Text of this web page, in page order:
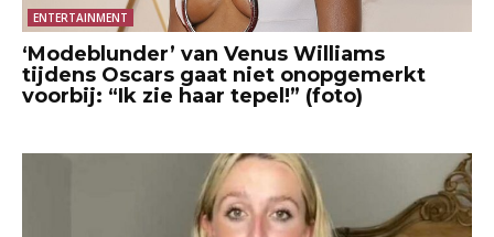
ENTERTAINMENT
‘Modeblunder’ van Venus Williams
tijdens Oscars gaat niet onopgemerkt
voorbij: “Ik zie haar tepel!” (foto)